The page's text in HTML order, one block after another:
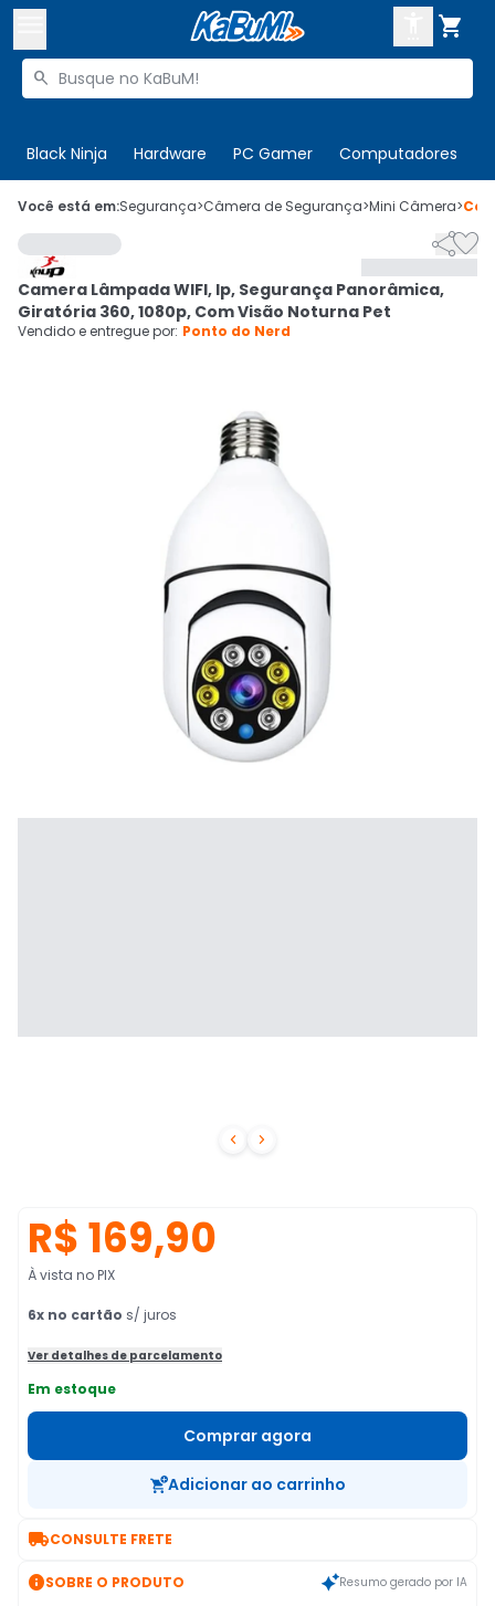

Buscar produtos

Black Ninja Hardware PC Gamer Computadores
 Olá. Acesse sua conta
 Departamentos
 Cupons
CADASTRE-SE
Você está em:Segurança>Câmera de Segurança>Mini Câmera>
 

Camera Lâmpada WIFI, Ip, Segurança Panorâmica,
Giratória 360, 1080p, Com Visão Noturna Pet
Vendido e entregue por: Ponto do Nerd
R$ 169,90
À vista no PIX
6x no cartão s/ juros
Ver detalhes de parcelamento
Em estoque
Comprar agora
Adicionar ao carrinho
CONSULTE FRETE
SOBRE O PRODUTO Resumo gerado por IA